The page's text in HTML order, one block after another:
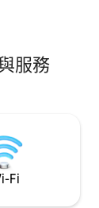
32 坪（106 平
提供微波爐，可
提供烹飪和洗衣服務。 我們
住我們溫馨時尚
在濟州島享受更
服務
Fi